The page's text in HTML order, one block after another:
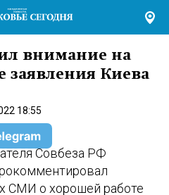
внимание на
заявления Киева
18:55
Совбеза РФ
СМИ о хорошей работе